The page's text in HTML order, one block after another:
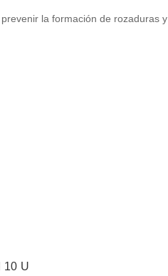
la formación de rozaduras y
10 U